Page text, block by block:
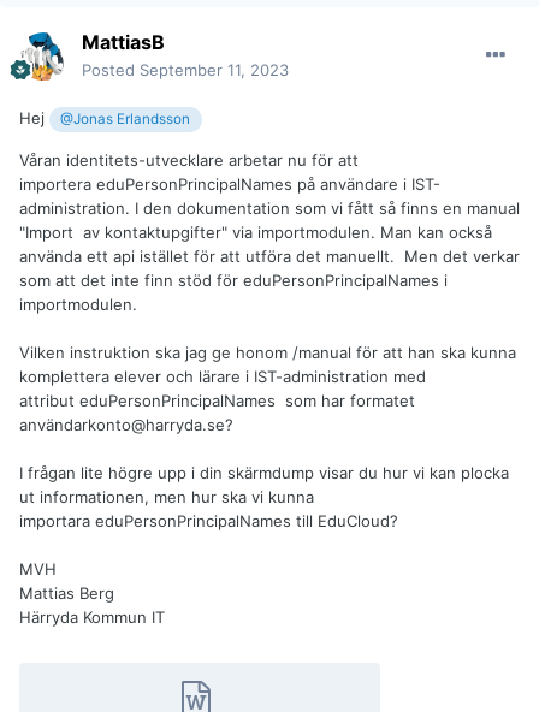
MattiasB
Posted September 11, 2023
Hej @Jonas Erlandsson
Våran identitets-utvecklare arbetar nu för att
importera eduPersonPrincipalNames på användare i IST-
administration. I den dokumentation som vi fått så finns en manual
"Import av kontaktupgifter" via importmodulen. Man kan också
använda ett api istället för att utföra det manuellt. Men det verkar
som att det inte finn stöd för eduPersonPrincipalNames i
importmodulen.
Vilken instruktion ska jag ge honom /manual för att han ska kunna
komplettera elever och lärare i IST-administration med
attribut eduPersonPrincipalNames som har formatet
användarkonto@harryda.se?
I frågan lite högre upp i din skärmdump visar du hur vi kan plocka
ut informationen, men hur ska vi kunna
importara eduPersonPrincipalNames till EduCloud?
MVH
Mattias Berg
Härryda Kommun IT